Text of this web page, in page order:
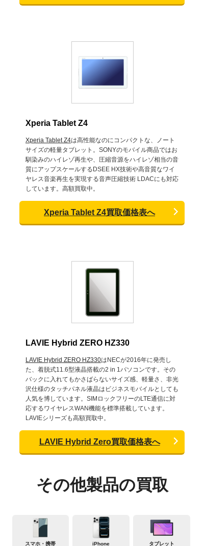
Xperia Tablet Z4
Xperia Tablet Z4は高性能なのにコンパクトな、ノート
サイズの軽量タブレット。SONYのモバイル商品ではお
馴染みのハイレゾ再生や、圧縮音源をハイレゾ相当の音
質にアップスケールするDSEE HX技術や高音質なワイ
ヤレス音楽再生を実現する音声圧縮技術 LDACにも対応
しています。高額買取中。
Xperia Tablet Z4買取価格表へ
LAVIE Hybrid ZERO HZ330
LAVIE Hybrid ZERO HZ330はNECが2016年に発売し
た、着脱式11.6型液晶搭載の2 in 1パソコンです。その
バックに入れてもかさばらないサイズ感、軽量さ、非光
沢仕様のタッチパネル液晶はビジネスモバイルとしても
人気を博しています。SIMロックフリーのLTE通信に対
応するワイヤレスWAN機能を標準搭載しています。
LAVIEシリーズも高額買取中。
LAVIE Hybrid Zero買取価格表へ
その他製品の買取
スマホ・携帯 iPhone タブレット